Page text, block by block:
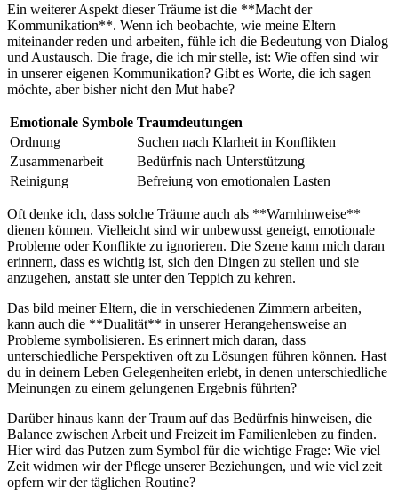
Ein ⁤weiterer Aspekt ⁢dieser Träume ist die **Macht⁢ der
Kommunikation**.⁣ Wenn ich beobachte, wie meine Eltern
miteinander ⁢reden und arbeiten, fühle ich‍ die Bedeutung von Dialog
und Austausch. Die frage, die ich mir stelle, ist: ​Wie offen sind wir
in unserer eigenen Kommunikation? Gibt es Worte, die ich sagen
möchte, aber bisher nicht den Mut habe?
Emotionale Symbole Traumdeutungen
Ordnung
Suchen nach ​Klarheit in Konflikten
Zusammenarbeit
Bedürfnis nach Unterstützung
Reinigung
Befreiung von emotionalen Lasten
Oft denke ich, ‍dass solche Träume auch als **Warnhinweise**
dienen können. Vielleicht sind wir unbewusst geneigt, emotionale
Probleme oder Konflikte ​zu ignorieren. Die⁣ Szene kann mich daran
erinnern, dass es wichtig ist, sich den Dingen zu stellen⁤ und sie
anzugehen, anstatt sie unter den Teppich zu kehren.
Das bild meiner Eltern, die in verschiedenen Zimmern arbeiten,
kann auch die **Dualität** in⁣ unserer ​Herangehensweise an
Probleme symbolisieren. Es erinnert mich daran, dass
unterschiedliche Perspektiven oft​ zu Lösungen führen können. Hast
du in deinem Leben Gelegenheiten erlebt, in denen unterschiedliche
Meinungen zu einem gelungenen Ergebnis führten?
Darüber⁤ hinaus kann der Traum auf das Bedürfnis hinweisen, die
Balance zwischen Arbeit und Freizeit im Familienleben zu finden.
Hier⁢ wird das ​Putzen zum Symbol für die wichtige Frage: Wie viel
Zeit widmen wir der Pflege⁢ unserer Beziehungen, und wie viel zeit⁤
opfern wir der täglichen Routine?